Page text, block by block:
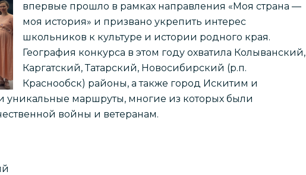
впервые прошло в рамках направления «Моя страна —
моя история» и призвано укрепить интерес
школьников к культуре и истории родного края.
География конкурса в этом году охватила Колыванский,
Каргатский, Татарский, Новосибирский (р.п.
Краснообск) районы, а также город Искитим и
маршруты, многие из которых были
войны и ветеранам.